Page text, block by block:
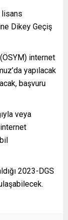
lisans
Dikey Geçiş
internet
yapılacak
başvuru
veya
internet
2023-DGS